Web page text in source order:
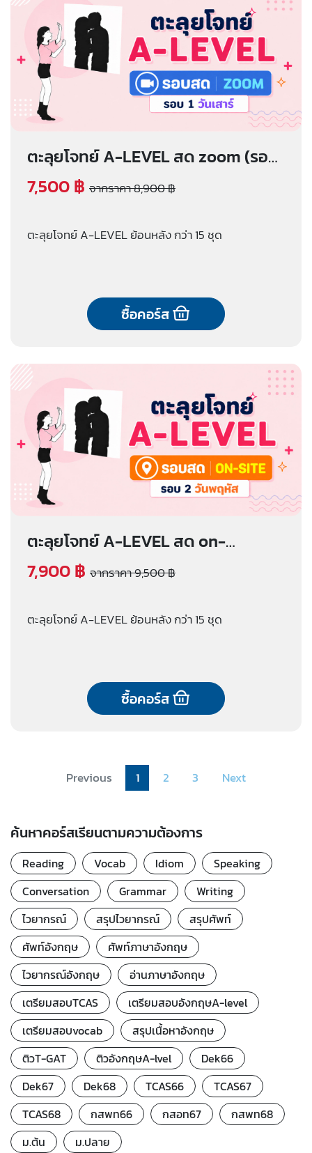
ตะลุยโจทย์ A-LEVEL สด zoom (รอบ
1 วันเสาร์)
7,500 ฿ จากราคา 8,900 ฿
ตะลุยโจทย์ A-LEVEL ย้อนหลัง กว่า 15 ชุด
ซื้อคอร์ส
ตะลุยโจทย์ A-LEVEL สด on-
site (รอบ 2 วันพฤหัส)
7,900 ฿ จากราคา 9,500 ฿
ตะลุยโจทย์ A-LEVEL ย้อนหลัง กว่า 15 ชุด
ซื้อคอร์ส
Previous 1 2 3 Next
ค้นหาคอร์สเรียนตามความต้องการ
Reading Vocab Idiom
Speaking
Conversation
Grammar
Writing
ไวยากรณ์
สรุปไวยากรณ์
สรุปศัพท์
ศัพท์อังกฤษ
ศัพท์ภาษาอังกฤษ
ไวยากรณ์อังกฤษ
อ่านภาษาอังกฤษ
เตรียมสอบTCAS
เตรียมสอบอังกฤษA-level
เตรียมสอบvocab
สรุปเนื้อหาอังกฤษ
ติวT-GAT
ติวอังกฤษA-lvel
Dek66
Dek67
Dek68 TCAS66
TCAS67
TCAS68
กสพท66 กสอท67
กสพท68
ม.ต้น
ม.ปลาย